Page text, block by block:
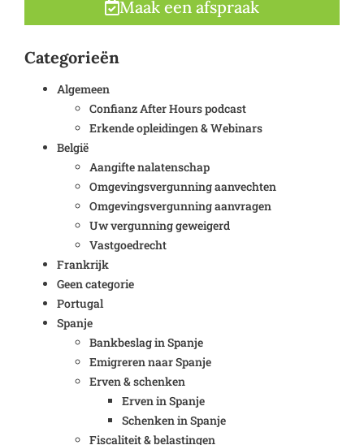
Maak een afspraak
Categorieën
Algemeen
Confianz After Hours podcast
Erkende opleidingen & Webinars
België
Aangifte nalatenschap
Omgevingsvergunning aanvechten
Omgevingsvergunning aanvragen
Uw vergunning geweigerd
Vastgoedrecht
Frankrijk
Geen categorie
Portugal
Spanje
Bankbeslag in Spanje
Emigreren naar Spanje
Erven & schenken
Erven in Spanje
Schenken in Spanje
Fiscaliteit & belastingen